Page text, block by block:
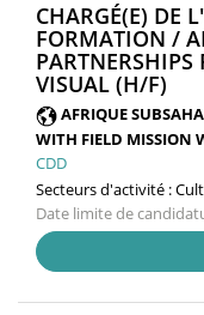
CHARGÉ(E) DE
FORMATION /
VISUAL (H/F)
AFRIQUE
WITH FIELD MISSION
CDD
Secteurs d'activité :
Date limite de